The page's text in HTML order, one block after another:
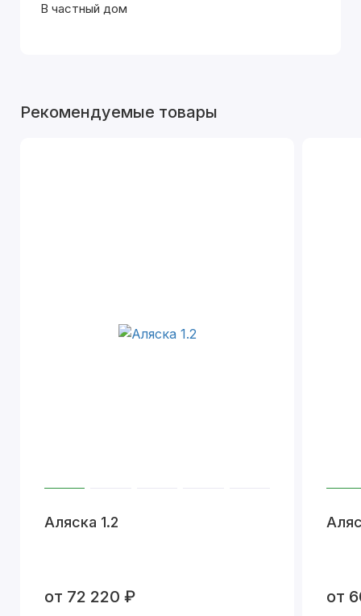
В частный дом
Рекомендуемые товары
Аляска 1.2
от 72 220 ₽ от